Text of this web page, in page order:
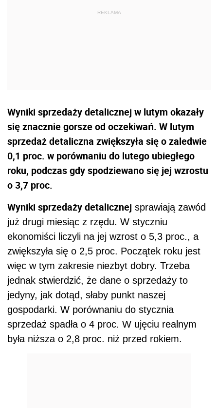
Wyniki sprzedaży detalicznej w lutym okazały
się znacznie gorsze od oczekiwań. W lutym
sprzedaż detaliczna zwiększyła się o zaledwie
0,1 proc. w porównaniu do lutego ubiegłego
roku, podczas gdy spodziewano się jej wzrostu
o 3,7 proc.
Wyniki sprzedaży detalicznej sprawiają zawód
już drugi miesiąc z rzędu. W styczniu
ekonomiści liczyli na jej wzrost o 5,3 proc., a
zwiększyła się o 2,5 proc. Początek roku jest
więc w tym zakresie niezbyt dobry. Trzeba
jednak stwierdzić, że dane o sprzedaży to
jedyny, jak dotąd, słaby punkt naszej
gospodarki. W porównaniu do stycznia
sprzedaż spadła o 4 proc. W ujęciu realnym
była niższa o 2,8 proc. niż przed rokiem.